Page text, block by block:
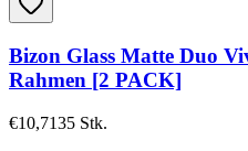
Bizon Glass Matte Duo
Rahmen [2 PACK]
€10,7135 Stk.